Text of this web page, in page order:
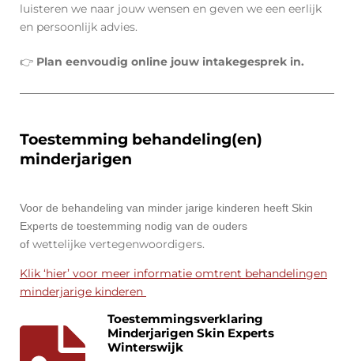
luisteren we naar jouw wensen en geven we een eerlijk
en persoonlijk advies.
👉 Plan eenvoudig online jouw intakegesprek in.
Toestemming behandeling(en)
minderjarigen
Voor de behandeling van minder­ jarige kinderen heeft Skin
Experts de toestemming nodig van de ouders
of wettelijke vertegenwoordigers.
Klik ‘hier’ voor meer informatie omtrent behandelingen
minderjarige kinderen
Toestemmingsverklaring
Minderjarigen Skin Experts
Winterswijk